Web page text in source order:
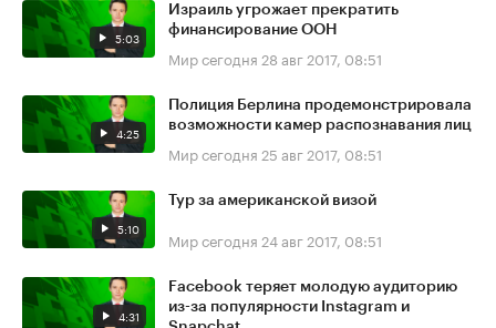
5:03
Израиль угрожает прекратить
финансирование ООН
Мир сегодня 28 авг 2017, 08:51
4:25
Полиция Берлина продемонстрировала
возможности камер распознавания лиц
Мир сегодня 25 авг 2017, 08:51
5:10
Тур за американской визой
Мир сегодня 24 авг 2017, 08:51
4:31
Facebook теряет молодую аудиторию
из-за популярности Instagram и